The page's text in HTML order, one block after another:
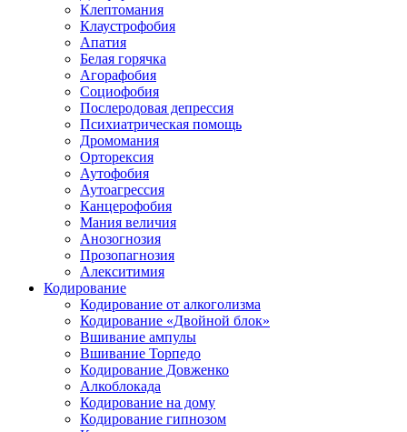
Клептомания
Клаустрофобия
Апатия
Белая горячка
Агорафобия
Социофобия
Послеродовая депрессия
Психиатрическая помощь
Дромомания
Орторексия
Аутофобия
Аутоагрессия
Канцерофобия
Мания величия
Анозогнозия
Прозопагнозия
Алекситимия
Кодирование
Кодирование от алкоголизма
Кодирование «Двойной блок»
Вшивание ампулы
Вшивание Торпедо
Кодирование Довженко
Алкоблокада
Кодирование на дому
Кодирование гипнозом